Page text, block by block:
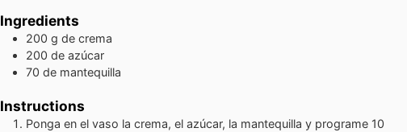
Ingredients
200 g de crema
200 de azúcar
70 de mantequilla
Instructions
Ponga en el vaso la crema, el azúcar, la mantequilla y programe 10